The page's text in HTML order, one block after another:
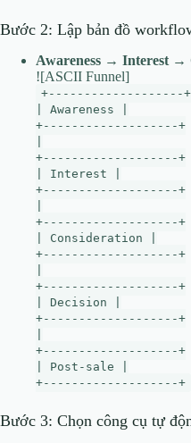
Bước 2: Lập bản đồ
Awareness → Interest →
![ASCII Funnel]
+-------------------+
| Awareness |
+-------------------+
+-------------------+
| Interest |
+-------------------+
+-------------------+
| Consideration |
+-------------------+
+-------------------+
| Decision |
+-------------------+
+-------------------+
| Post‑sale |
+-------------------+
Bước 3: Chọn công cụ tự